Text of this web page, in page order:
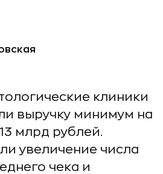
клиники
выручку минимум на
млрд рублей.
увеличение числа
чека и